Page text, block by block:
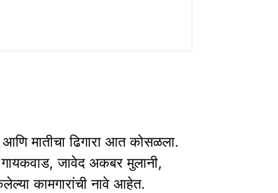
मातीचा ढिगारा आत कोसळला.
गायकवाड, जावेद अकबर मुलानी,
कामगारांची नावे आहेत.